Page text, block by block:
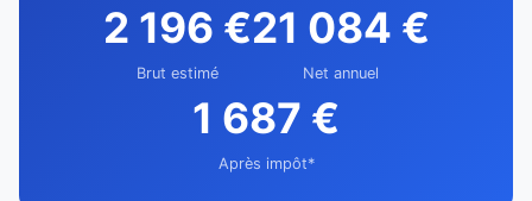
2 196 €
Brut estimé
21 084 €
Net annuel
1 687 €
Après impôt*